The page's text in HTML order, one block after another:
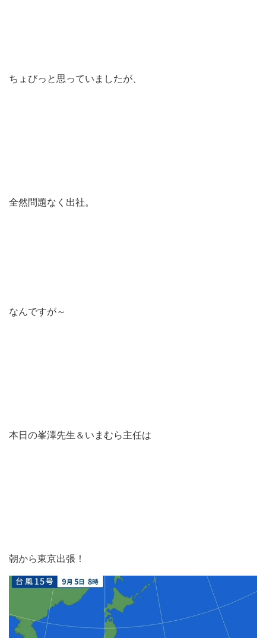
ちょびっと思っていましたが、
全然問題なく出社。
なんですが～
本日の峯澤先生＆いまむら主任は
朝から東京出張！